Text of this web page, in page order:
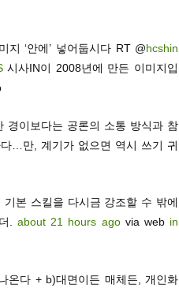
‘안에’ 넣어둡시다 RT @hcshin
시사IN이 2008년에 만든 이미지입
경이보다는 공론의 소통 방식과 참
…만, 계기가 없으면 역시 쓰기 귀
본 스킬을 다시금 강조할 수 밖에
더.about 21 hours agovia web in
온다 + b)대면이든 매체든, 개인화